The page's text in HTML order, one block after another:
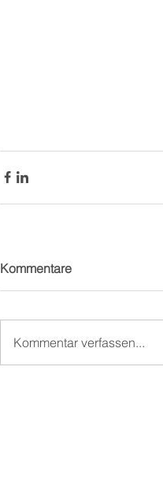
Kommentare
Kommentar verfassen...